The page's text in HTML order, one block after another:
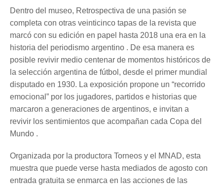
Dentro del museo, Retrospectiva de una pasión se
completa con otras veinticinco tapas de la revista que
marcó con su edición en papel hasta 2018 una era en la
historia del periodismo argentino . De esa manera es
posible revivir medio centenar de momentos históricos de
la selección argentina de fútbol, desde el primer mundial
disputado en 1930. La exposición propone un “recorrido
emocional” por los jugadores, partidos e historias que
marcaron a generaciones de argentinos, e invitan a
revivir los sentimientos que acompañan cada Copa del
Mundo .
Organizada por la productora Torneos y el MNAD, esta
muestra que puede verse hasta mediados de agosto con
entrada gratuita se enmarca en las acciones de las